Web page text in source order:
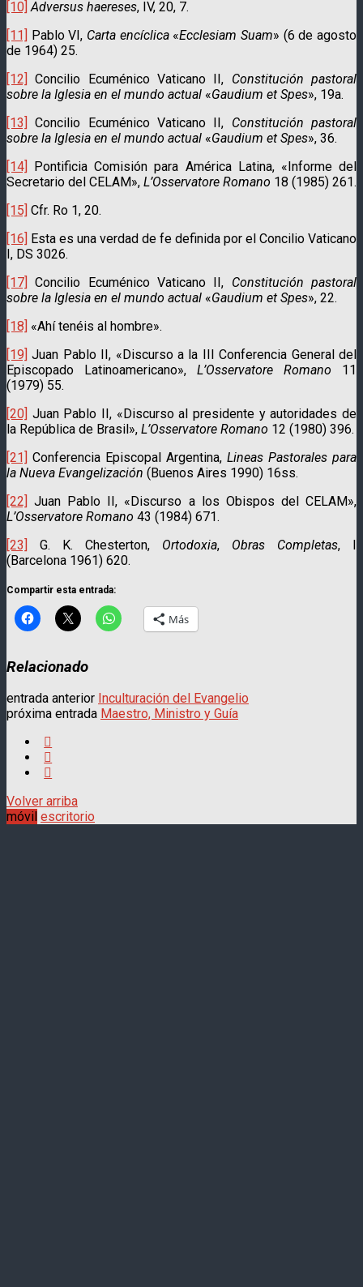
[10] Adversus haereses, IV, 20, 7.
[11] Pablo VI, Carta encíclica «Ecclesiam Suam» (6 de agosto
de 1964) 25.
[12] Concilio Ecuménico Vaticano II, Constitución pastoral
sobre la Iglesia en el mundo actual «Gaudium et Spes», 19a.
[13] Concilio Ecuménico Vaticano II, Constitución pastoral
sobre la Iglesia en el mundo actual «Gaudium et Spes», 36.
[14] Pontificia Comisión para América Latina, «Informe del
Secretario del CELAM», L’Osservatore Romano 18 (1985) 261.
[15] Cfr. Ro 1, 20.
[16] Esta es una verdad de fe definida por el Concilio Vatica­no
I, DS 3026.
[17] Concilio Ecuménico Vaticano II, Constitución pastoral
sobre la Iglesia en el mundo actual «Gaudium et Spes», 22.
[18] «Ahí tenéis al hombre».
[19] Juan Pablo II, «Discurso a la III Conferencia General del
Episcopado Latinoamericano», L’Osservatore Romano 11
(1979) 55.
[20] Juan Pablo II, «Discurso al presidente y autoridades de
la República de Brasil», L’Osservatore Romano 12 (1980) 396.
[21] Conferencia Episcopal Argentina, Lineas Pastorales para
la Nueva Evangelización (Buenos Aires 1990) 16ss.
[22] Juan Pablo II, «Discurso a los Obispos del CELAM»,
L’Osservatore Romano 43 (1984) 671.
[23]
G. K. Chesterton, Ortodoxia, Obras Completas, I
(Barcelona 1961) 620.
Compartir esta entrada:
Más
Relacionado
entrada anterior Inculturación del Evangelio
próxima entrada Maestro, Ministro y Guía
Volver arriba
móvil escritorio